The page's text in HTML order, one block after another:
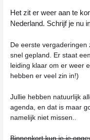
Het zit er weer aan te
Nederland. Schrijf je nu
De eerste
snel gepland. Er staat
leiding klaar om er weer
hebben er veel zin in!)
Jullie hebben natuurlijk
agenda, en dat is maar
namelijk niet missen..
Binnenkort kun je je